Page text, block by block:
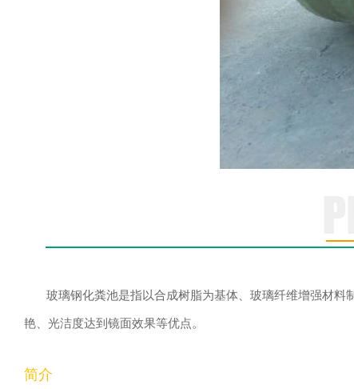
玻璃钢化粪池是指以合成树脂为基体、玻璃纤维增强材料
艳、光洁度达到镜面效果等优点。
简介